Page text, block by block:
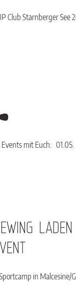
Club Starnberger See
Events mit Euch:
in